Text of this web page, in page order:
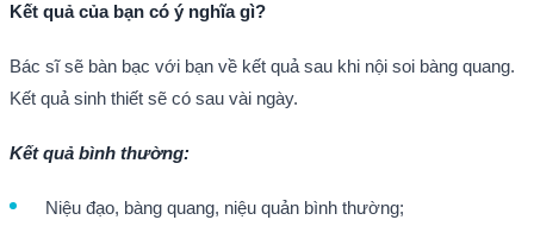
Kết quả của bạn có ý nghĩa gì?
Bác sĩ sẽ bàn bạc với bạn về kết quả sau khi nội soi bàng quang.
Kết quả sinh thiết sẽ có sau vài ngày.
Kết quả bình thường:
Niệu đạo, bàng quang, niệu quản bình thường;